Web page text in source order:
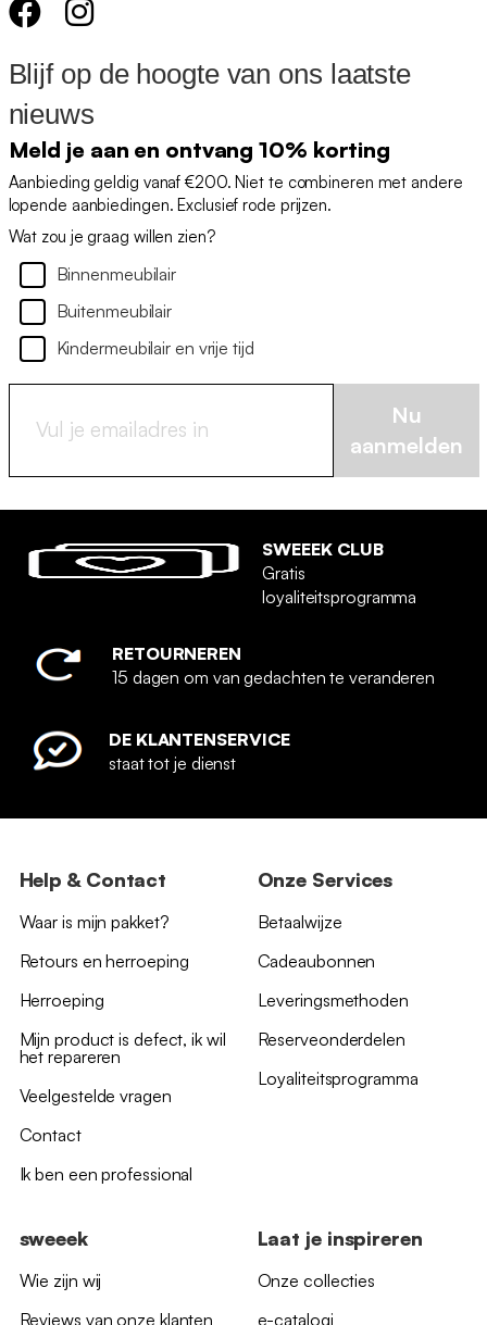
Blijf op de hoogte van ons laatste
nieuws
Meld je aan en ontvang 10% korting
Aanbieding geldig vanaf €200. Niet te combineren met andere
lopende aanbiedingen. Exclusief rode prijzen.
Wat zou je graag willen zien?
Binnenmeubilair
Buitenmeubilair
Kindermeubilair en vrije tijd
Nu
aanmelden
SWEEEK CLUB
Gratis
loyaliteitsprogramma
RETOURNEREN
15 dagen om van gedachten te veranderen
DE KLANTENSERVICE
staat tot je dienst
Help & Contact
Waar is mijn pakket?
Retours en herroeping
Herroeping
Mijn product is defect, ik wil
het repareren
Veelgestelde vragen
Contact
Ik ben een professional
Onze Services
Betaalwijze
Cadeaubonnen
Leveringsmethoden
Reserveonderdelen
Loyaliteitsprogramma
sweeek
Wie zijn wij
Reviews van onze klanten
Laat je inspireren
Onze collecties
e-catalogi